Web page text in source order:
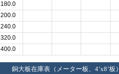
180.0
200.0
240.0
320.0
400.0
銅大板在庫表（メーター板、4’x8’板）